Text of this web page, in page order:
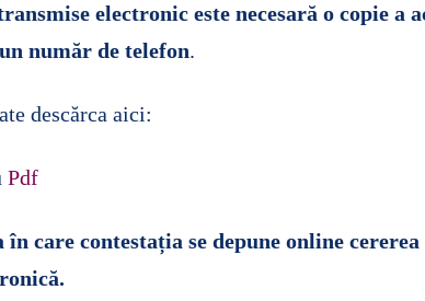
electronic este necesară o copie a
număr de telefon.
descărca aici:
Pdf
care contestația se depune online